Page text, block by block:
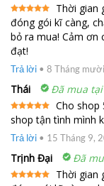
Được xếp
hạng5 5
sao
Thời gian
đóng gói kĩ càng,
bỏ ra mua! Cảm ơn
đạt!
Trả lời • 8 Tháng
Thái Đã mua
Được xếp
hạng5 5
Cho shop
shop tận tình mình
Trả lời • 15 Tháng 9,
Trịnh Đại Đã
Thời gian